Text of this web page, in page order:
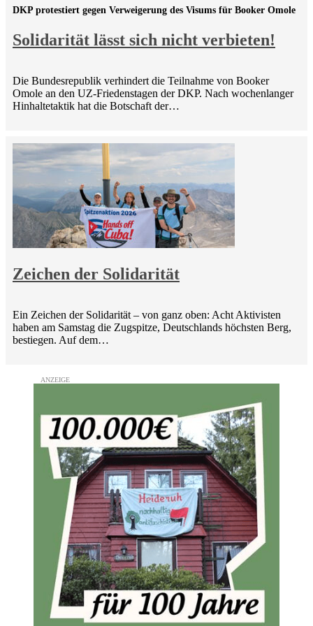
Solidarität lässt sich nicht verbieten!
DKP protestiert gegen Verweigerung des Visums für Booker Omole
Die Bundesrepublik verhindert die Teilnahme von Booker
Omole an den UZ-Friedenstagen der DKP. Nach wochenlanger
Hinhaltetaktik hat die Botschaft der…
Zeichen der Solidarität
Ein Zeichen der Solidarität – von ganz oben: Acht Aktivisten
haben am Samstag die Zugspitze, Deutschlands höchsten Berg,
bestiegen. Auf dem…